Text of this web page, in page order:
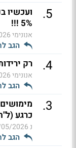
5
.
ועכשיו
5% !!!
אנונימי
הגב
4
. רק
אנונימי
הגב
3
.
כרגע
נ2026 18:12
הגב